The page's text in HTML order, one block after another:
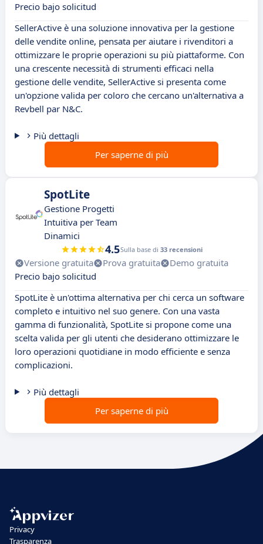
Precio bajo solicitud
SellerActive è una soluzione innovativa per la gestione
delle vendite online, pensata per aiutare i rivenditori a
ottimizzare le proprie operazioni su più piattaforme. Con
una crescente necessità di strumenti efficaci nella
gestione delle vendite, SellerActive si presenta come
un'opzione valida per coloro che cercano un'alternativa a
Revbell par N&C.
Più dettagli
Per saperne di più
SpotLite
Gestione Progetti
Intuitiva per Team
Dinamici
4.5Sulla base di 33 recensioni
Versione gratuita Prova gratuita
Demo gratuita
Precio bajo solicitud
SpotLite è un'ottima alternativa per chi cerca un software
completo e intuitivo nel suo genere. Con una vasta
gamma di funzionalità, SpotLite si propone come una
scelta valida per gli utenti che desiderano ottimizzare le
loro operazioni quotidiane in modo efficiente e senza
complicazioni.
Più dettagli
Per saperne di più
Privacy
Trasparenza